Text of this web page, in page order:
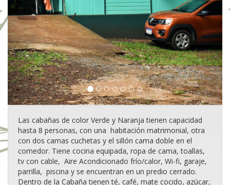
Las cabañas de color Verde y Naranja tienen capacidad
hasta 8 personas, con una habitación matrimonial, otra
con dos camas cuchetas y el sillón cama doble en el
comedor. Tiene cocina equipada, ropa de cama, toallas,
tv con cable, Aire Acondicionado frío/calor, Wi-fi, garaje,
parrilla, piscina y se encuentran en un predio cerrado.
Dentro de la Cabaña tienen té, café, mate cocido, azúcar,